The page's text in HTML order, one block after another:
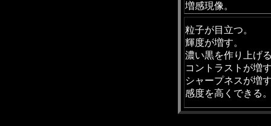
増感現像。
粒子が目立つ。
輝度が増す。
濃い黒を作り上げ
コントラストが増
シャープネスが増
感度を高くできる